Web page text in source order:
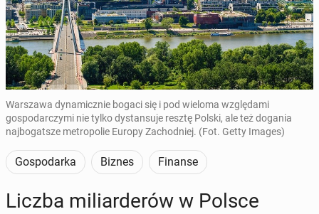
Warszawa dynamicznie bogaci się i pod wieloma względami
gospodarczymi nie tylko dystansuje resztę Polski, ale też dogania
najbogatsze metropolie Europy Zachodniej. (Fot. Getty Images)
Gospodarka Biznes Finanse
Liczba mi­liar­de­rów w Polsce